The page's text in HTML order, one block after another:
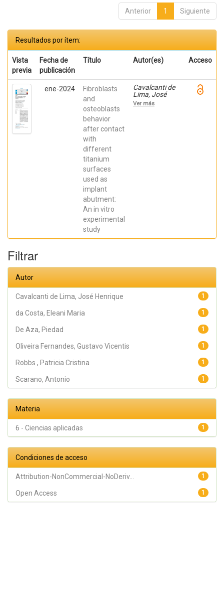
Anterior 1 Siguiente
Resultados por ítem:
Vista
previa
Fecha de
publicación
Título Autor(es) Acceso
ene-2024
Fibroblasts
and
osteoblasts
behavior
after contact
with
different
titanium
surfaces
used as
implant
abutment:
An in vitro
experimental
study
Cavalcanti de
Lima, José
Henrique;
Robbs ,
Ver más
Filtrar
Autor
1
Cavalcanti de Lima, José Henrique
1
da Costa, Eleani Maria
1
De Aza, Piedad
1
Oliveira Fernandes, Gustavo Vicentis
1
Robbs , Patricia Cristina
1
Scarano, Antonio
Materia
1
6 - Ciencias aplicadas
Condiciones de acceso
1
Attribution-NonCommercial-NoDeriv...
1
Open Access